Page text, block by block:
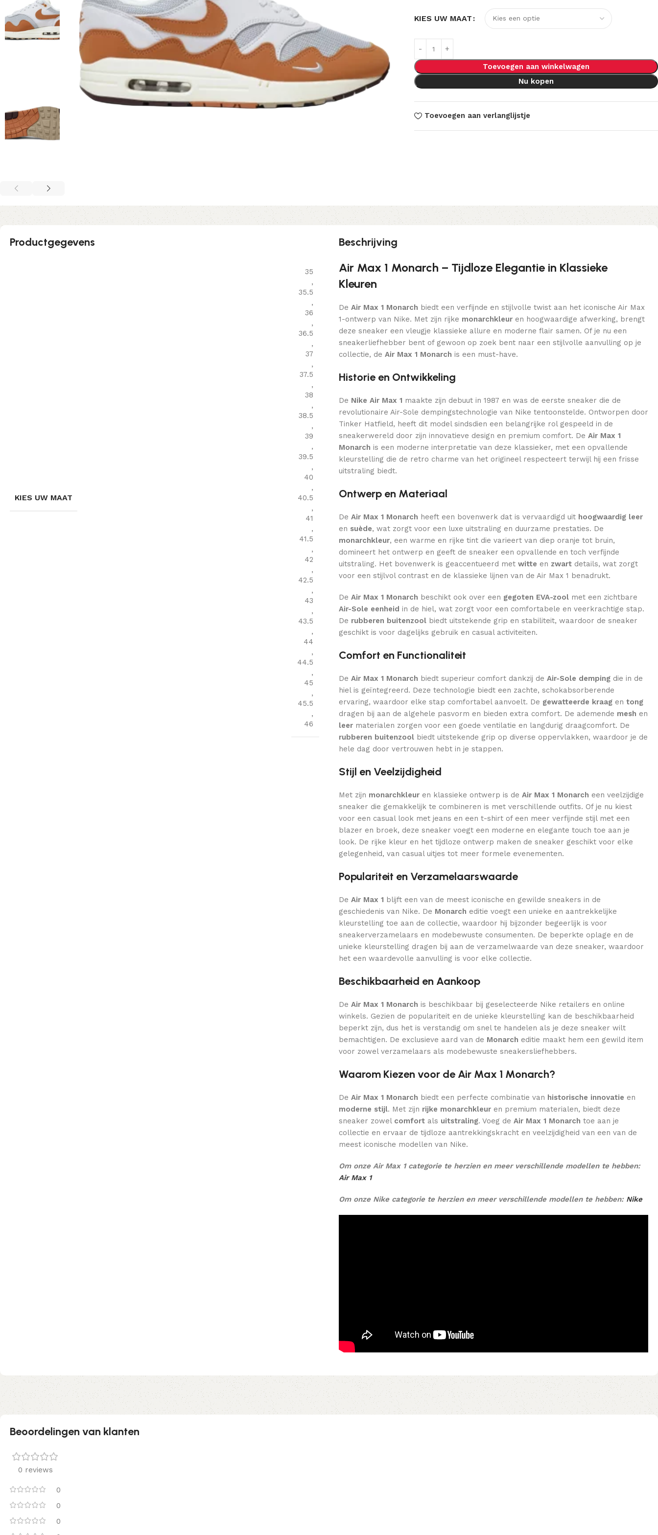
KIES UW MAAT
Toevoegen aan winkelwagen
Nu kopen
Toevoegen aan verlanglijstje
Productgegevens
KIES UW MAAT
35
,
35.5
,
36
,
36.5
,
37
,
37.5
,
38
,
38.5
,
39
,
39.5
,
40
,
40.5
,
41
,
41.5
,
42
,
42.5
,
43
,
43.5
,
44
,
44.5
,
45
,
45.5
,
46
Beschrijving
Air Max 1 Monarch – Tijdloze Elegantie in Klassieke
Kleuren
De Air Max 1 Monarch biedt een verfijnde en stijlvolle twist aan het iconische Air Max
1-ontwerp van Nike. Met zijn rijke monarchkleur en hoogwaardige afwerking, brengt
deze sneaker een vleugje klassieke allure en moderne flair samen. Of je nu een
sneakerliefhebber bent of gewoon op zoek bent naar een stijlvolle aanvulling op je
collectie, de Air Max 1 Monarch is een must-have.
Historie en Ontwikkeling
De Nike Air Max 1 maakte zijn debuut in 1987 en was de eerste sneaker die de
revolutionaire Air-Sole dempingstechnologie van Nike tentoonstelde. Ontworpen door
Tinker Hatfield, heeft dit model sindsdien een belangrijke rol gespeeld in de
sneakerwereld door zijn innovatieve design en premium comfort. De Air Max 1
Monarch is een moderne interpretatie van deze klassieker, met een opvallende
kleurstelling die de retro charme van het origineel respecteert terwijl hij een frisse
uitstraling biedt.
Ontwerp en Materiaal
De Air Max 1 Monarch heeft een bovenwerk dat is vervaardigd uit hoogwaardig leer
en suède, wat zorgt voor een luxe uitstraling en duurzame prestaties. De
monarchkleur, een warme en rijke tint die varieert van diep oranje tot bruin,
domineert het ontwerp en geeft de sneaker een opvallende en toch verfijnde
uitstraling. Het bovenwerk is geaccentueerd met witte en zwart details, wat zorgt
voor een stijlvol contrast en de klassieke lijnen van de Air Max 1 benadrukt.
De Air Max 1 Monarch beschikt ook over een gegoten EVA-zool met een zichtbare
Air-Sole eenheid in de hiel, wat zorgt voor een comfortabele en veerkrachtige stap.
De rubberen buitenzool biedt uitstekende grip en stabiliteit, waardoor de sneaker
geschikt is voor dagelijks gebruik en casual activiteiten.
Comfort en Functionaliteit
De Air Max 1 Monarch biedt superieur comfort dankzij de Air-Sole demping die in de
hiel is geïntegreerd. Deze technologie biedt een zachte, schokabsorberende
ervaring, waardoor elke stap comfortabel aanvoelt. De gewatteerde kraag en tong
dragen bij aan de algehele pasvorm en bieden extra comfort. De ademende mesh en
leer materialen zorgen voor een goede ventilatie en langdurig draagcomfort. De
rubberen buitenzool biedt uitstekende grip op diverse oppervlakken, waardoor je de
hele dag door vertrouwen hebt in je stappen.
Stijl en Veelzijdigheid
Met zijn monarchkleur en klassieke ontwerp is de Air Max 1 Monarch een veelzijdige
sneaker die gemakkelijk te combineren is met verschillende outfits. Of je nu kiest
voor een casual look met jeans en een t-shirt of een meer verfijnde stijl met een
blazer en broek, deze sneaker voegt een moderne en elegante touch toe aan je
look. De rijke kleur en het tijdloze ontwerp maken de sneaker geschikt voor elke
gelegenheid, van casual uitjes tot meer formele evenementen.
Populariteit en Verzamelaarswaarde
De Air Max 1 blijft een van de meest iconische en gewilde sneakers in de
geschiedenis van Nike. De Monarch editie voegt een unieke en aantrekkelijke
kleurstelling toe aan de collectie, waardoor hij bijzonder begeerlijk is voor
sneakerverzamelaars en modebewuste consumenten. De beperkte oplage en de
unieke kleurstelling dragen bij aan de verzamelwaarde van deze sneaker, waardoor
het een waardevolle aanvulling is voor elke collectie.
Beschikbaarheid en Aankoop
De Air Max 1 Monarch is beschikbaar bij geselecteerde Nike retailers en online
winkels. Gezien de populariteit en de unieke kleurstelling kan de beschikbaarheid
beperkt zijn, dus het is verstandig om snel te handelen als je deze sneaker wilt
bemachtigen. De exclusieve aard van de Monarch editie maakt hem een gewild item
voor zowel verzamelaars als modebewuste sneakersliefhebbers.
Waarom Kiezen voor de Air Max 1 Monarch?
De Air Max 1 Monarch biedt een perfecte combinatie van historische innovatie en
moderne stijl. Met zijn rijke monarchkleur en premium materialen, biedt deze
sneaker zowel comfort als uitstraling. Voeg de Air Max 1 Monarch toe aan je
collectie en ervaar de tijdloze aantrekkingskracht en veelzijdigheid van een van de
meest iconische modellen van Nike.
Om onze Air Max 1 categorie te herzien en meer verschillende modellen te hebben:
Air Max 1
Om onze Nike categorie te herzien en meer verschillende modellen te hebben: Nike
Beoordelingen van klanten
0 reviews
0
0
0